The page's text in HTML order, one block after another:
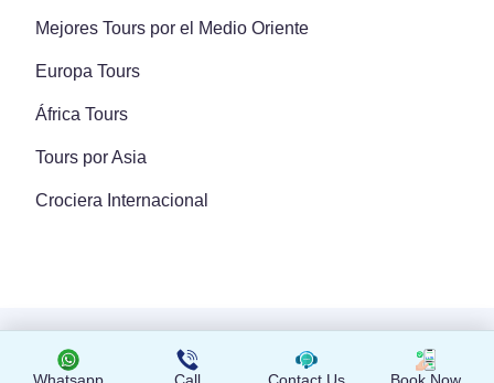
Mejores Tours por el Medio Oriente
Europa Tours
África Tours
Tours por Asia
Crociera Internacional